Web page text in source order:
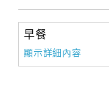
早餐
顯示詳細內容